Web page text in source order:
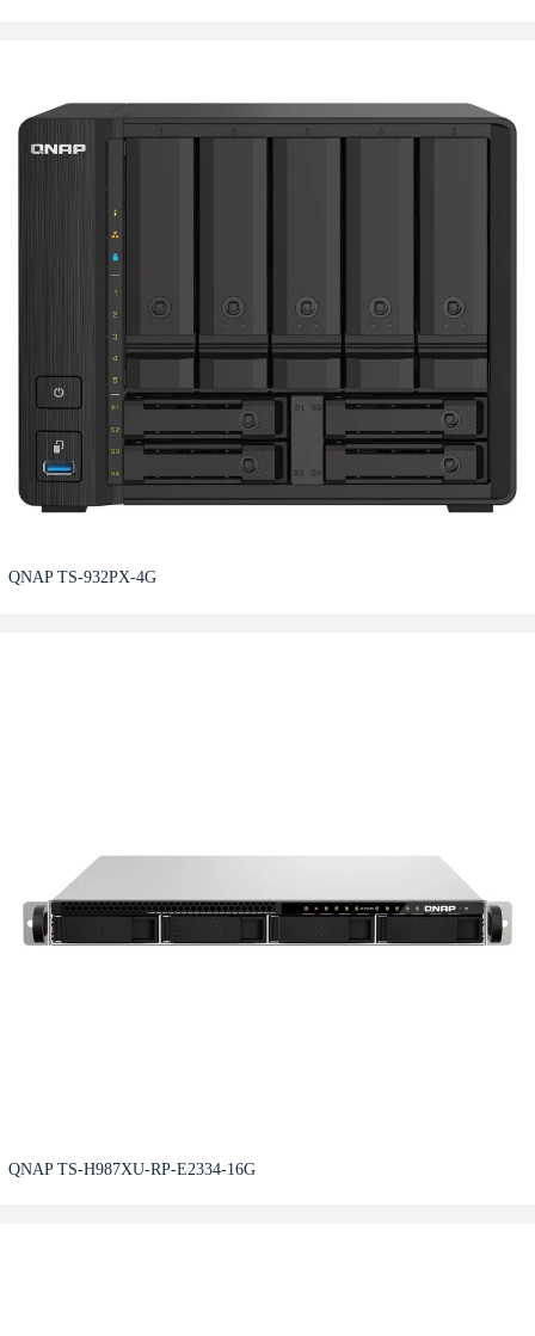
QNAP TS-932PX-4G
QNAP TS-H987XU-RP-E2334-16G